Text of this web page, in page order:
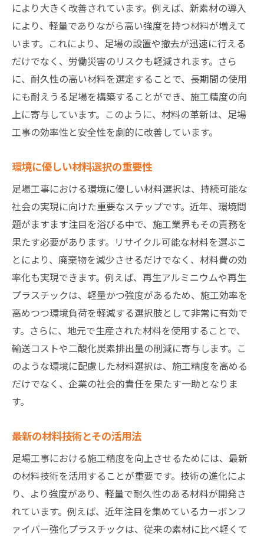
により大きく改善されています。例えば、新素材の導入
により、軽量でありながら高い強度を持つ材料が増えて
います。これにより、足場の設置や撤去が迅速に行える
だけでなく、労働災害のリスクも軽減されます。さら
に、耐久性の高い材料を選定することで、長期間の使用
にも耐えうる足場を構築することができ、施工精度の向
上に寄与しています。このように、材料の革新は、足場
工事の効率性と安全性を劇的に改善しています。
環境に優しい材料選択の重要性
足場工事における環境に優しい材料選択は、持続可能な
社会の実現に向けた重要なステップです。近年、環境問
題がますます注目を浴びる中で、施工業界もその責務を
果たす必要があります。リサイクル可能な材料を選ぶこ
とにより、廃棄物を減少させるだけでなく、材料費の効
率化も実現できます。例えば、再生アルミニウムや再生
プラスチックは、軽量かつ強度があるため、施工効率を
高めつつ環境負荷を軽減する選択肢として非常に有効で
す。さらに、地元で生産された材料を使用することで、
輸送コストや二酸化炭素排出量の削減に寄与します。こ
のような環境に配慮した材料選択は、施工精度を高める
だけでなく、企業の社会的責任を果たす一助となりま
す。
最新の材料技術とその活用法
足場工事における施工精度を向上させるためには、最新
の材料技術を活用することが重要です。技術の進化によ
り、より強度があり、軽量で耐久性のある材料が開発さ
れています。例えば、近年注目を集めているカーボンフ
ァイバー強化プラスチックは、従来の素材に比べ軽くて